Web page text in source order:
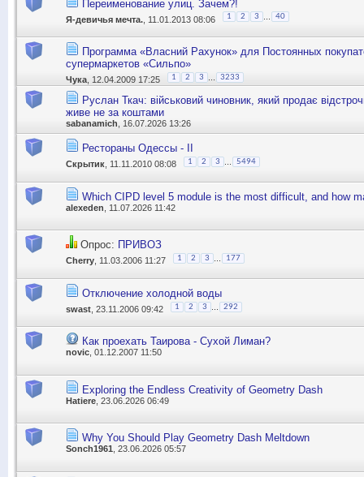
Переименование улиц. Зачем?!
Я-девичья мечта. , 11.01.2013 08:06 1 2 3 ... 40
Программа «Власний Рахунок» для Постоянных
супермаркетов «Сильпо»
Чука , 12.04.2009 17:25 1 2 3 3233
Руслан Ткач: військовий чиновник, який продає
живе не за коштами
sabanamich , 16.07.2026 13:26
Рестораны Одессы - II
Скрытик , 11.11.2010 08:08 1 2 3 5494
Which CIPD level 5 module is the most difficult, and how
alexeden , 11.07.2026 11:42
Опрос: ПРИВОЗ
Cherry , 11.03.2006 11:27 1 2 3 177
Отключение холодной воды
swast , 23.11.2006 09:42 1 2 3 292
Как проехать Таирова - Сухой Лиман?
novic , 01.12.2007 11:50
Exploring the Endless Creativity of Geometry Dash
Hatiere , 23.06.2026 06:49
Why You Should Play Geometry Dash Meltdown
Sonch1961 , 23.06.2026 05:57